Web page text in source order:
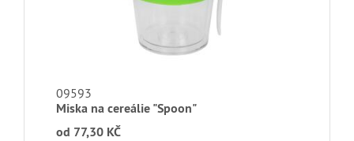
09593
Miska na cereálie "Spoon"
od 77,30 KČ